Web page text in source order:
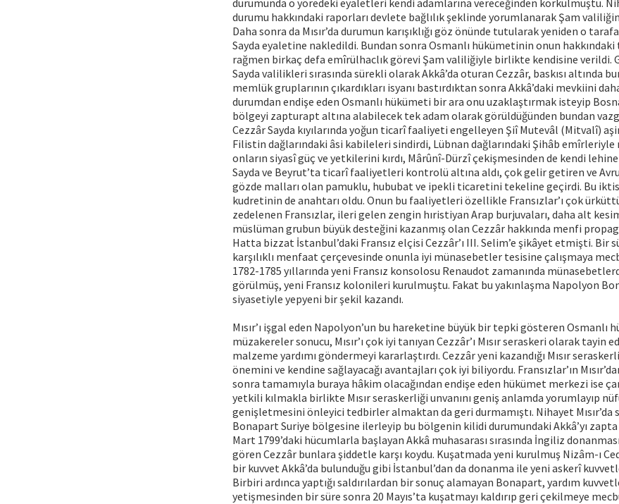
durumu hakkındaki raporları devlete bağlılık şeklinde yorumlanarak Şam
Daha sonra da Mısır’da durumun karışıklığı göz önünde tutularak yeniden o
Sayda eyaletine nakledildi. Bundan sonra Osmanlı hükümetinin onun
rağmen birkaç defa emîrülhaclık görevi Şam valiliğiyle birlikte kendisine verildi.
Sayda valilikleri sırasında sürekli olarak Akkâ’da oturan Cezzâr, baskısı altında
memlük gruplarının çıkardıkları isyanı bastırdıktan sonra Akkâ’daki mevkiini
durumdan endişe eden Osmanlı hükümeti bir ara onu uzaklaştırmak isteyip
bölgeyi zapturapt altına alabilecek tek adam olarak görüldüğünden bundan
Cezzâr Sayda kıyılarında yoğun ticarî faaliyeti engelleyen Şiî Mutevâl (Mitvalî)
Filistin dağlarındaki âsi kabileleri sindirdi, Lübnan dağlarındaki Şihâb
onların siyasî güç ve yetkilerini kırdı, Mârûnî-Dürzî çekişmesinden de kendi
Sayda ve Beyrut’ta ticarî faaliyetleri kontrolü altına aldı, çok gelir getiren ve
gözde malları olan pamuklu, hububat ve ipekli ticaretini tekeline geçirdi. Bu
kudretinin de anahtarı oldu. Onun bu faaliyetleri özellikle Fransızlar’ı çok
zedelenen Fransızlar, ileri gelen zengin hıristiyan Arap burjuvaları, daha alt
müslüman grubun büyük desteğini kazanmış olan Cezzâr hakkında menfi
Hatta bizzat İstanbul’daki Fransız elçisi Cezzâr’ı III. Selim’e şikâyet etmişti. Bir
karşılıklı menfaat çerçevesinde onunla iyi münasebetler tesisine çalışmaya
1782-1785 yıllarında yeni Fransız konsolosu Renaudot zamanında
görülmüş, yeni Fransız kolonileri kurulmuştu. Fakat bu yakınlaşma Napolyon
siyasetiyle yepyeni bir şekil kazandı.
Mısır’ı işgal eden Napolyon’un bu hareketine büyük bir tepki gösteren Osmanlı
müzakereler sonucu, Mısır’ı çok iyi tanıyan Cezzâr’ı Mısır seraskeri olarak tayin
malzeme yardımı göndermeyi kararlaştırdı. Cezzâr yeni kazandığı Mısır
önemini ve kendine sağlayacağı avantajları çok iyi biliyordu. Fransızlar’ın
sonra tamamıyla buraya hâkim olacağından endişe eden hükümet merkezi ise
yetkili kılmakla birlikte Mısır seraskerliği unvanını geniş anlamda yorumlayıp
genişletmesini önleyici tedbirler almaktan da geri durmamıştı. Nihayet Mısır’da
Bonapart Suriye bölgesine ilerleyip bu bölgenin kilidi durumundaki Akkâ’yı zapta
Mart 1799’daki hücumlarla başlayan Akkâ muhasarası sırasında İngiliz
gören Cezzâr bunlara şiddetle karşı koydu. Kuşatmada yeni kurulmuş Nizâm-ı
bir kuvvet Akkâ’da bulunduğu gibi İstanbul’dan da donanma ile yeni askerî
Birbiri ardınca yaptığı saldırılardan bir sonuç alamayan Bonapart, yardım
yetişmesinden bir süre sonra 20 Mayıs’ta kuşatmayı kaldırıp geri çekilmeye